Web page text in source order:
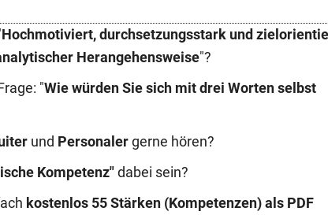
Hochmotiviert, durchsetzungsstark und
Herangehensweise"?
"Wie würden Sie sich mit drei Worten selbst
und Personaler gerne hören?
Kompetenz"dabei sein?
kostenlos 55 Stärken (Kompetenzen) als PDF